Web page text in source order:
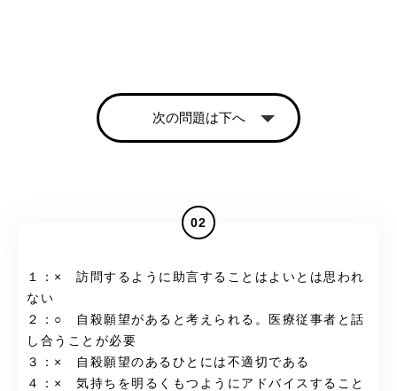
次の問題は下へ
02
１：× 訪問するように助言することはよいとは思われ
ない
２：○ 自殺願望があると考えられる。医療従事者と話
し合うことが必要
３：× 自殺願望のあるひとには不適切である
４：× 気持ちを明るくもつようにアドバイスすること